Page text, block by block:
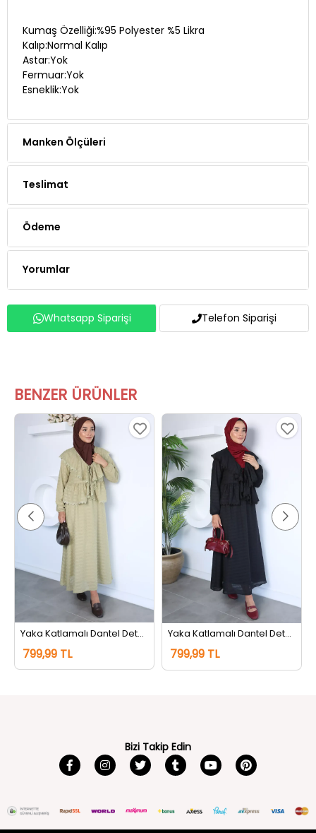
Kumaş Özelliği:%95 Polyester %5 Likra
Kalıp:Normal Kalıp
Astar:Yok
Fermuar:Yok
Esneklik:Yok
Manken Ölçüleri
Teslimat
Ödeme
Yorumlar
Whatsapp Siparişi Telefon Siparişi
BENZER ÜRÜNLER
Yaka Katlamalı Dantel Detaylı Bluz Etek Tesettür İkili Takım Haki
799,99 TL
Yaka Katlamalı Dantel Detaylı Bluz Etek Tesettür İkili Takım Siyah
799,99 TL
Bizi Takip Edin